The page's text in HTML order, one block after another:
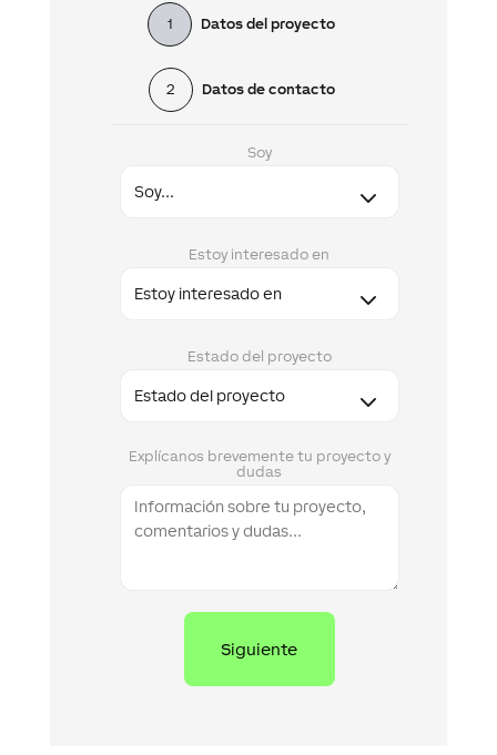
1 Datos del proyecto
2 Datos de contacto
Soy
Estoy interesado en
Estado del proyecto
Explícanos brevemente tu proyecto y
dudas